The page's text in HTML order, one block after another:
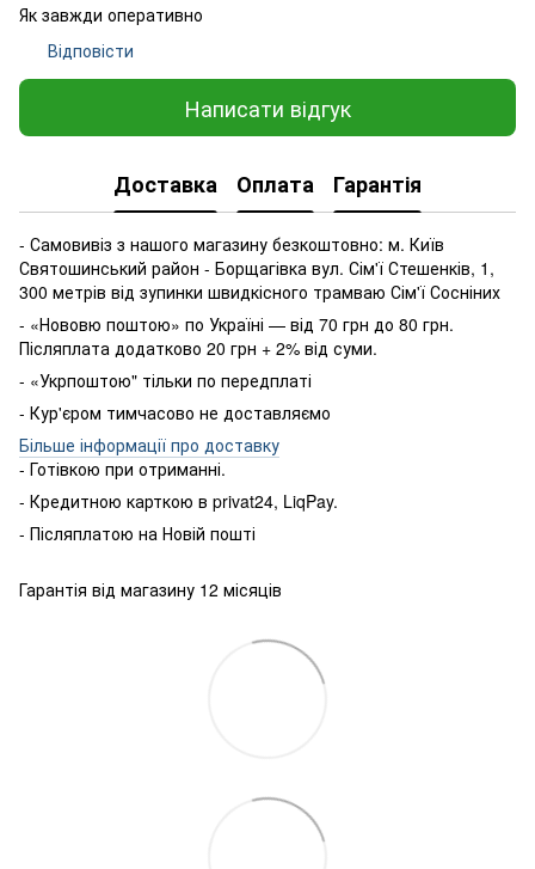
Як завжди оперативно
Відповісти
Написати відгук
Доставка Оплата Гарантія
- Самовивіз з нашого магазину безкоштовно: м. Київ
Святошинський район - Борщагівка вул. Сім'ї Стешенків, 1,
300 метрів від зупинки швидкісного трамваю Сім'ї Сосніних
- «Нововю поштою» по Україні — від 70 грн до 80 грн.
Післяплата додатково 20 грн + 2% від суми.
- «Укрпоштою" тільки по передплаті
- Кур'єром тимчасово не доставляємо
Більше інформації про доставку
- Готівкою при отриманні.
- Кредитною карткою в privat24, LiqPay.
- Післяплатою на Новій пошті
Гарантія від магазину 12 місяців